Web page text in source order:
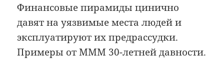
Финансовые пирамиды цинично
давят на уязвимые места людей и
эксплуатируют их предрассудки.
Примеры от МММ 30-летней давности.